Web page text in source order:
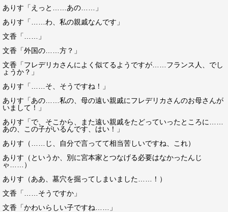
ありす「えっと……あの……」
ありす「……わ、私の親戚なんです」
文香「……」
文香「外国の……方？」
文香「フレデリカさんによく似てるようですが……フランス人、でし
ょうか？」
ありす「……そ、そうですね！」
ありす「あの……私の、母の遠い親戚にフレデリカさんのお母さんが
いまして！」
ありす「で、そこから、また遠い親戚をたどっていったところに……
あの、この子がいるんです、はい！」
ありす（……じ、自分で言ってて相当苦しいですね、これ）
ありす（というか、別に宮本家とつなげる必要はなかったんじ
ゃ……）
ありす（ああ、墓穴を掘ってしまいました……！）
文香「……そうですか」
文香「かわいらしい子ですね……」